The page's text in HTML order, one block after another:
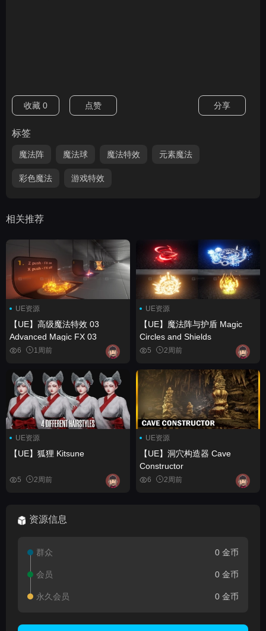
收藏 0 点赞 分享
标签
魔法阵 魔法球 魔法特效 元素魔法
彩色魔法 游戏特效
相关推荐
UE资源
【UE】高级魔法特效 03
Advanced Magic FX 03
6 1周前
UE资源
【UE】魔法阵与护盾 Magic
Circles and Shields
5 2周前
UE资源
【UE】狐狸 Kitsune
5 2周前
UE资源
【UE】洞穴构造器 Cave
Constructor
6 2周前
资源信息
群众 0 金币
会员 0 金币
永久会员 0 金币